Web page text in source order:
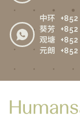
中环
葵芳
观塘
元朗